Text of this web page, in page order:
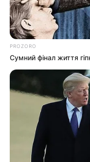
КАТЕГОРІЇ
Без рубрики
Гарячi
Культура
Нам пишуть
Партнерські
PROZORO
Сумний фінал життя